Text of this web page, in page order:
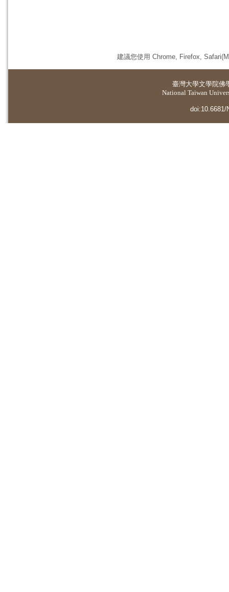
建議您使用 Chrome, Firefox,
臺灣大學文學院佛
National Taiwan
doi:10.6681/